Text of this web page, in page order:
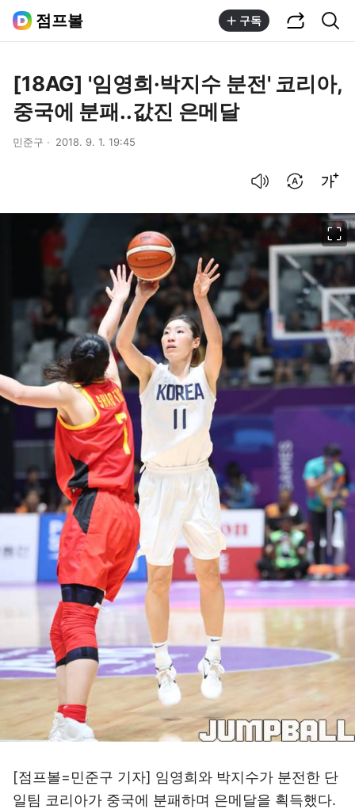
점프볼 구독
[18AG] '임영희·박지수 분전' 코리아,
중국에 분패..값진 은메달
민준구 2018. 9. 1. 19:45
[점프볼=민준구 기자] 임영희와 박지수가 분전한 단
일팀 코리아가 중국에 분패하며 은메달을 획득했다.